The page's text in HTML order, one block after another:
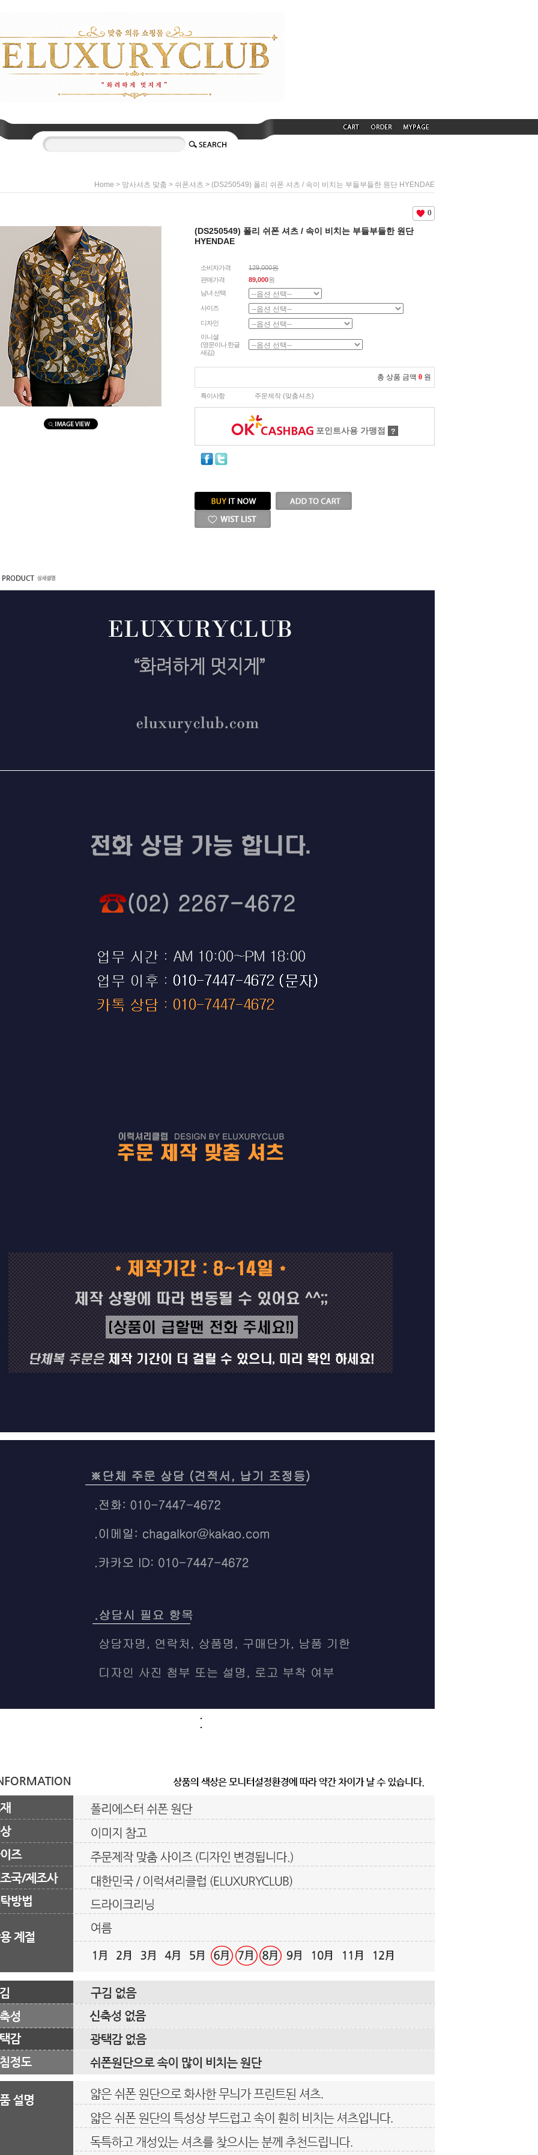
Home > 망사셔츠 맞춤 > 쉬폰셔츠 > (DS250549) 폴리 쉬폰 셔츠 / 속이 비치는 부들부들한 원단 HYENDAE
마우스를 올려보세요
0
(DS250549) 폴리 쉬폰 셔츠 / 속이 비치는 부들부들한 원단
HYENDAE
소비자가격
129,000원
판매가격
89,000원
남녀 선택
사이즈
디자인
이니셜
(영문이나 한글
새김)
총 상품 금액 0 원
특이사항 주문제작 (맞춤셔츠)
포인트사용 가맹점 ?